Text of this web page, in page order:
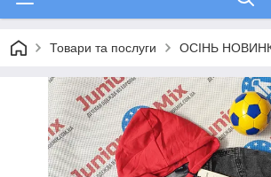
Товари та послуги ОСIНЬ